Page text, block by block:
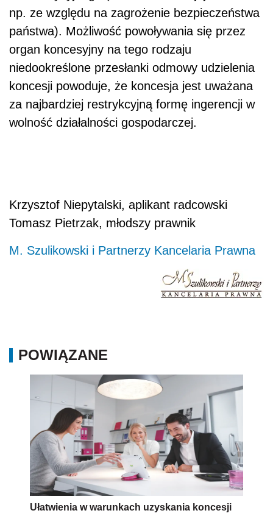
np. ze względu na zagrożenie bezpieczeństwa
państwa). Możliwość powoływania się przez
organ koncesyjny na tego rodzaju
niedookreślone przesłanki odmowy udzielenia
koncesji powoduje, że koncesja jest uważana
za najbardziej restrykcyjną formę ingerencji w
wolność działalności gospodarczej.
Krzysztof Niepytalski, aplikant radcowski
Tomasz Pietrzak, młodszy prawnik
M. Szulikowski i Partnerzy Kancelaria Prawna
POWIĄZANE
Ułatwienia w warunkach uzyskania koncesji